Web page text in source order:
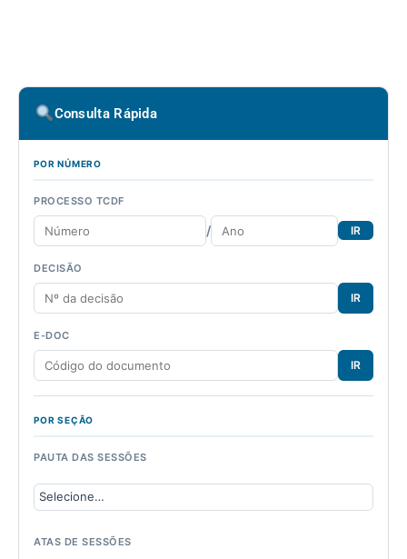
Consulta Rápida
POR NÚMERO
PROCESSO TCDF
/ IR
DECISÃO
IR
E-DOC
IR
POR SEÇÃO
PAUTA DAS SESSÕES
ATAS DE SESSÕES